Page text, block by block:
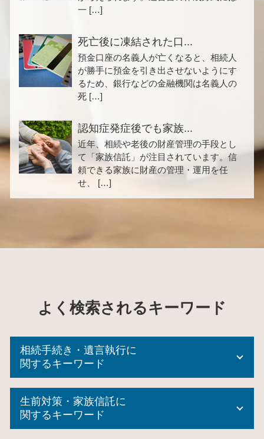
一 […]
死亡後に凍結された口...
預金口座の名義人が亡くなると、相続人
が勝手に預金を引き出させないようにす
るため、銀行などの金融機関は名義人の
死 […]
認知症発症後でも家族...
近年、相続や老後の財産管理の手段とし
て「家族信託」が注目されています。信
頼できる家族に財産の管理・運用を任
せ、 […]
よく検索されるキーワード
相続手続き・遺言執行に
関するキーワード
相続登記 期間
任意後見 受任者
任意後見 登記
生前対策・家族信託に
関するキーワード